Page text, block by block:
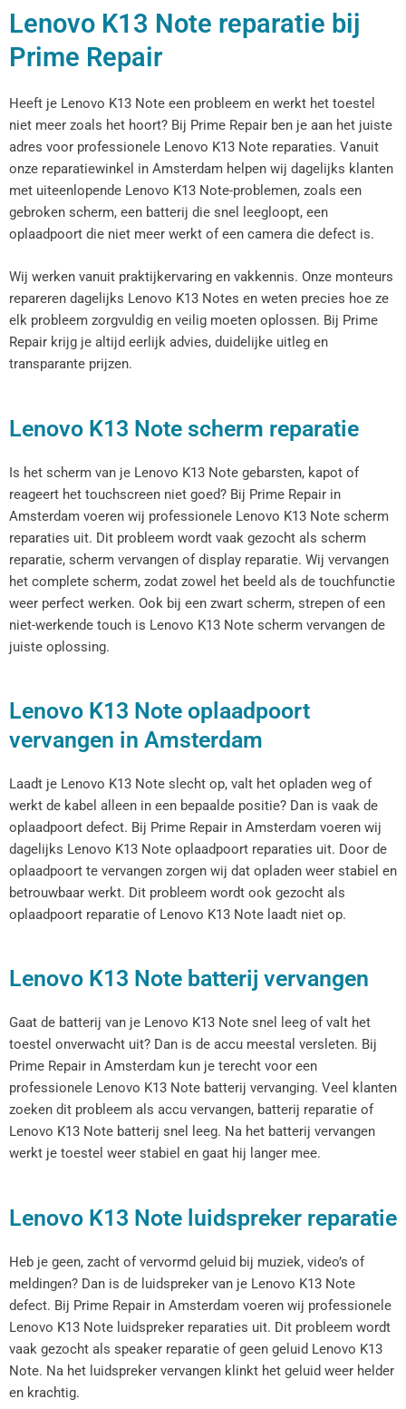
Lenovo K13 Note reparatie bij
Prime Repair
Heeft je Lenovo K13 Note een probleem en werkt het toestel
niet meer zoals het hoort? Bij Prime Repair ben je aan het juiste
adres voor professionele Lenovo K13 Note reparaties. Vanuit
onze reparatiewinkel in Amsterdam helpen wij dagelijks klanten
met uiteenlopende Lenovo K13 Note-problemen, zoals een
gebroken scherm, een batterij die snel leegloopt, een
oplaadpoort die niet meer werkt of een camera die defect is.
Wij werken vanuit praktijkervaring en vakkennis. Onze monteurs
repareren dagelijks Lenovo K13 Notes en weten precies hoe ze
elk probleem zorgvuldig en veilig moeten oplossen. Bij Prime
Repair krijg je altijd eerlijk advies, duidelijke uitleg en
transparante prijzen.
Lenovo K13 Note scherm reparatie
Is het scherm van je Lenovo K13 Note gebarsten, kapot of
reageert het touchscreen niet goed? Bij Prime Repair in
Amsterdam voeren wij professionele Lenovo K13 Note scherm
reparaties uit. Dit probleem wordt vaak gezocht als scherm
reparatie, scherm vervangen of display reparatie. Wij vervangen
het complete scherm, zodat zowel het beeld als de touchfunctie
weer perfect werken. Ook bij een zwart scherm, strepen of een
niet-werkende touch is Lenovo K13 Note scherm vervangen de
juiste oplossing.
Lenovo K13 Note oplaadpoort
vervangen in Amsterdam
Laadt je Lenovo K13 Note slecht op, valt het opladen weg of
werkt de kabel alleen in een bepaalde positie? Dan is vaak de
oplaadpoort defect. Bij Prime Repair in Amsterdam voeren wij
dagelijks Lenovo K13 Note oplaadpoort reparaties uit. Door de
oplaadpoort te vervangen zorgen wij dat opladen weer stabiel en
betrouwbaar werkt. Dit probleem wordt ook gezocht als
oplaadpoort reparatie of Lenovo K13 Note laadt niet op.
Lenovo K13 Note batterij vervangen
Gaat de batterij van je Lenovo K13 Note snel leeg of valt het
toestel onverwacht uit? Dan is de accu meestal versleten. Bij
Prime Repair in Amsterdam kun je terecht voor een
professionele Lenovo K13 Note batterij vervanging. Veel klanten
zoeken dit probleem als accu vervangen, batterij reparatie of
Lenovo K13 Note batterij snel leeg. Na het batterij vervangen
werkt je toestel weer stabiel en gaat hij langer mee.
Lenovo K13 Note luidspreker reparatie
Heb je geen, zacht of vervormd geluid bij muziek, video’s of
meldingen? Dan is de luidspreker van je Lenovo K13 Note
defect. Bij Prime Repair in Amsterdam voeren wij professionele
Lenovo K13 Note luidspreker reparaties uit. Dit probleem wordt
vaak gezocht als speaker reparatie of geen geluid Lenovo K13
Note. Na het luidspreker vervangen klinkt het geluid weer helder
en krachtig.